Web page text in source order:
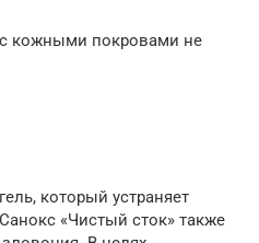
кожными покровами не
который устраняет
«Чистый сток» также